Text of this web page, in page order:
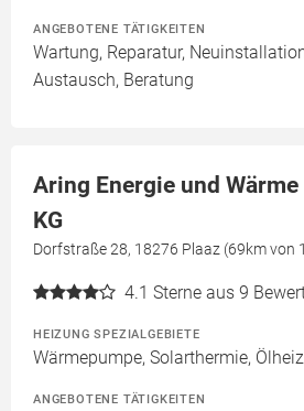
ANGEBOTENE TÄTIGKEITEN
Wartung, Reparatur,
Austausch, Beratung
Aring Energie und Wärme
KG
Dorfstraße 28, 18276 Plaaz (69km von
4.1 Sterne aus 9
HEIZUNG SPEZIALGEBIETE
Wärmepumpe, Solarthermie,
ANGEBOTENE TÄTIGKEITEN